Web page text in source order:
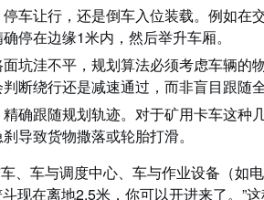
车让行，还是倒车入位装载。例如在
停在边缘1米内，然后举升车厢。
坑洼不平，规划算法必须考虑车辆的
断绕行还是减速通过，而非盲目跟随全
确跟随规划轨迹。对于矿用卡车这种
导致货物撒落或轮胎打滑。
、车与调度中心、车与作业设备（如
现在离地2.5米，你可以开进来了。”